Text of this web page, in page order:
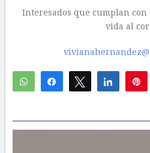
Interesados que cumplan
vida al
WhatsAppCompartirTwittear